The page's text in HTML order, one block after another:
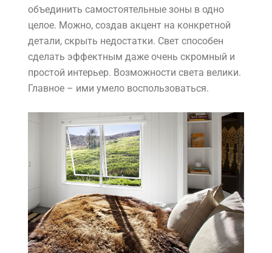
объединить самостоятельные зоны в одно
целое. Можно, создав акцент на конкретной
детали, скрыть недостатки. Свет способен
сделать эффектным даже очень скромный и
простой интерьер. Возможности света велики.
Главное – ими умело воспользоваться.